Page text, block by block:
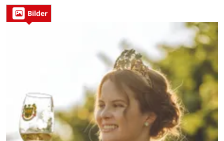
Bilder